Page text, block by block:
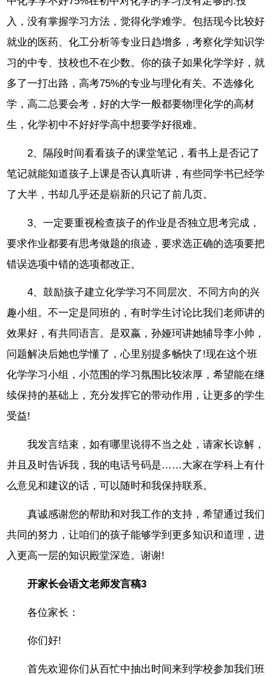
入，没有掌握学习方法，觉得化学难学。包括现今比较好
就业的医药、化工分析等专业日趋增多，考察化学知识学
习的中专、技校也不在少数。你的孩子如果化学学好，就
多了一打出路，高考75%的专业与理化有关。不选修化
学，高二总要会考，好的大学一般都要物理化学的高材
生，化学初中不好好学高中想要学好很难。
2、隔段时间看看孩子的课堂笔记，看书上是否记了
笔记就能知道孩子上课是否认真听讲，有些同学书已经学
了大半，书却几乎还是崭新的只记了前几页。
3、一定要重视检查孩子的作业是否独立思考完成，
要求作业都要有思考做题的痕迹，要求选正确的选项要把
错误选项中错的选项都改正。
4、鼓励孩子建立化学学习不同层次、不同方向的兴
趣小组。不一定是同班的，有时学生讨论比我们老师讲的
效果好，有共同语言。是双嬴，孙娅珂讲她辅导李小帅，
问题解决后她也学懂了，心里别提多畅快了!现在这个班
化学学习小组，小范围的学习氛围比较浓厚，希望能在继
续保持的基础上，充分发挥它的带动作用，让更多的学生
受益!
我发言结束，如有哪里说得不当之处，请家长谅解，
并且及时告诉我，我的电话号码是……大家在学科上有什
么意见和建议的话，可以随时和我保持联系。
真诚感谢您的帮助和对我工作的支持，希望通过我们
共同的努力，让咱们的孩子能够学到更多知识和道理，进
入更高一层的知识殿堂深造。谢谢!
开家长会语文老师发言稿3
各位家长：
你们好!
首先欢迎你们从百忙中抽出时间来到学校参加我们班